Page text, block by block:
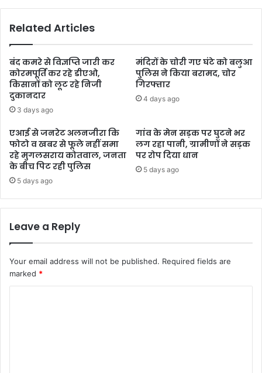
Related Articles
बंद कमरे से विज्ञप्ति जारी कर
कोरमपूर्ति कर रहे डीएओ,
किसानों को लूट रहे निजी
दुकानदार
3 days ago
मंदिरों के चोरी गए घंटे को बलुआ
पुलिस ने किया बरामद, चोर
गिरफ्तार
4 days ago
एआई से जनरेट अलनजीरा कि
फोटो व खबर से फूले नहीं समा
रहे मुगलसराय कोतवाल, जनता
के बीच पिट रही पुलिस
5 days ago
गांव के मेन सड़क पर घुटने भर
लग रहा पानी, ग्रामीणों ने सड़क
पर रोप दिया धान
5 days ago
Leave a Reply
Your email address will not be published. Required fields are
marked *